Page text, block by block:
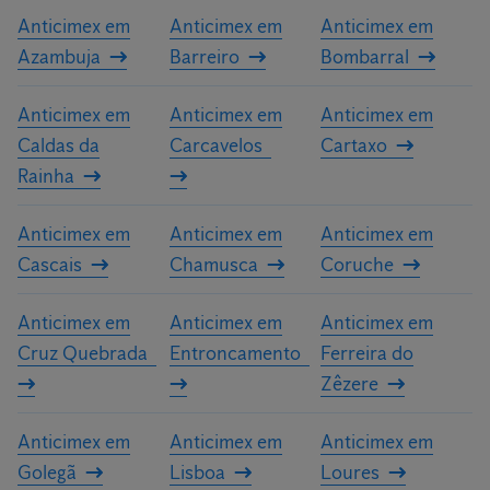
Anticimex em
Azambuja
Anticimex em
Barreiro
Anticimex em
Bombarral
Anticimex em
Caldas da
Rainha
Anticimex em
Carcavelos
Anticimex em
Cartaxo
Anticimex em
Cascais
Anticimex em
Chamusca
Anticimex em
Coruche
Anticimex em
Cruz Quebrada
Anticimex em
Entroncamento
Anticimex em
Ferreira do
Zêzere
Anticimex em
Golegã
Anticimex em
Lisboa
Anticimex em
Loures